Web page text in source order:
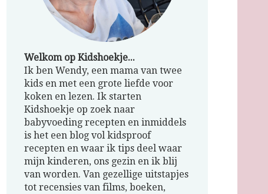
Welkom op Kidshoekje...
Ik ben Wendy, een mama van twee
kids en met een grote liefde voor
koken en lezen. Ik starten
Kidshoekje op zoek naar
babyvoeding recepten en inmiddels
is het een blog vol kidsproof
recepten en waar ik tips deel waar
mijn kinderen, ons gezin en ik blij
van worden. Van gezellige uitstapjes
tot recensies van films, boeken,